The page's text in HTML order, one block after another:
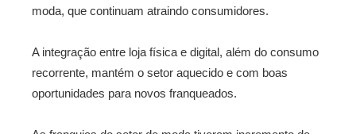
moda, que continuam atraindo consumidores.
A integração entre loja física e digital, além do consumo
recorrente, mantém o setor aquecido e com boas
oportunidades para novos franqueados.